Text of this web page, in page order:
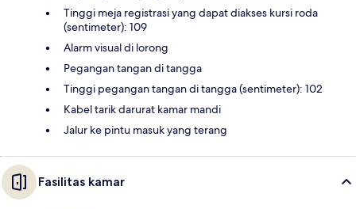
Tinggi meja registrasi yang dapat diakses kursi roda
(sentimeter): 109
Alarm visual di lorong
Pegangan tangan di tangga
Tinggi pegangan tangan di tangga (sentimeter): 102
Kabel tarik darurat kamar mandi
Jalur ke pintu masuk yang terang
Fasilitas kamar